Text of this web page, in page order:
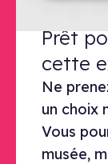
Prêt
Prêt
cette
Ne
un choix
Vous
musée,